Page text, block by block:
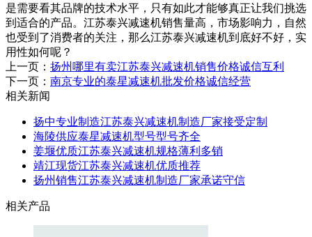
是需要看其品牌的技术水平，只有如此才能够真正让我们挑选
到适合的产品。江苏泰兴减速机销售量高，市场影响力，自然
也受到了消费者的关注，那么江苏泰兴减速机到底好不好，实
用性如何呢？
上一页： 扬州哪里有卖江苏泰兴减速机销售价格诚信互利
下一页： 南京专业的泰星减速机批发价格诚信经营
相关新闻
扬中专业制造江苏泰兴减速机制造厂家接受定制
海陵供应泰星减速机型号型号齐全
姜堰优质江苏泰兴减速机规格薄利多销
靖江现货江苏泰兴减速机优质推荐
扬州销售江苏泰兴减速机制造厂家承诺守信
相关产品